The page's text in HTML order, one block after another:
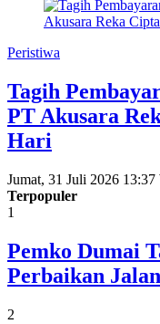
Peristiwa
Tagih
PT Akusara
Hari
Jumat, 31 Juli 2026
Terpopuler
1
Pemko Dumai
Perbaikan
2